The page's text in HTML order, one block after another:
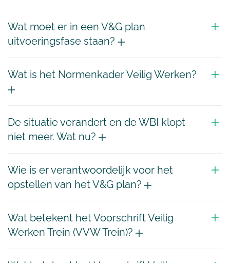
Wat moet er in een V&G plan
uitvoeringsfase staan?
Wat is het Normenkader Veilig Werken?
De situatie verandert en de WBI klopt
niet meer. Wat nu?
Wie is er verantwoordelijk voor het
opstellen van het V&G plan?
Wat betekent het Voorschrift Veilig
Werken Trein (VVW Trein)?